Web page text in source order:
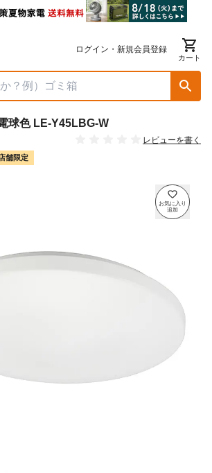
ログイン・新規会員登録
カート
球色 LE-Y45LBG-W
レビューを書く
舗限定